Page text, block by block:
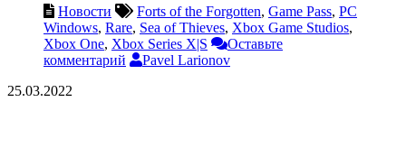
Новости Forts of the Forgotten, Game Pass, PC
Windows, Rare, Sea of Thieves, Xbox Game Studios,
Xbox One, Xbox Series X|S
Оставьте
комментарий
Pavel Larionov
25.03.2022